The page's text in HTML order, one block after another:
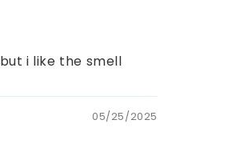
i like the smell
05/25/2025